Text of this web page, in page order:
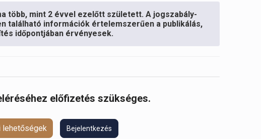
több, mint 2 évvel ezelőtt született. A jogszabály-
található információk értelemszerűen a publikálás,
időpontjában érvényesek.
előfizetés szükséges.
lehetőségek Bejelentkezés